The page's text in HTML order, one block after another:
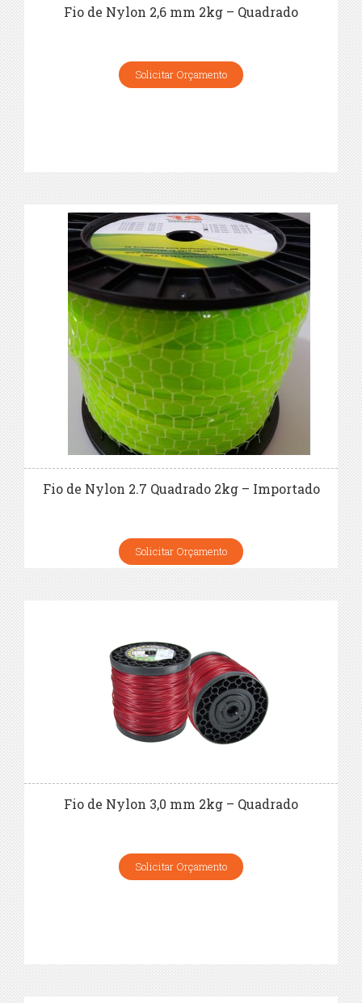
Fio de Nylon 2,6 mm 2kg – Quadrado
Solicitar Orçamento
Fio de Nylon 2.7 Quadrado 2kg – Importado
Solicitar Orçamento
Fio de Nylon 3,0 mm 2kg – Quadrado
Solicitar Orçamento